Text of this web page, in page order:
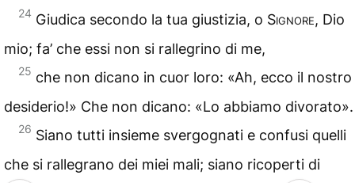
24 Giudica secondo la tua giustizia, o Signore, Dio
mio; fa’ che essi non si rallegrino di me,
25 che non dicano in cuor loro: «Ah, ecco il nostro
desiderio!» Che non dicano: «Lo abbiamo divorato».
26 Siano tutti insieme svergognati e confusi quelli
che si rallegrano dei miei mali; siano ricoperti di